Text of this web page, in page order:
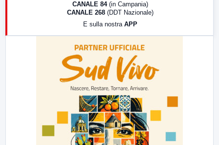
CANALE 84 (in Campania)
CANALE 268 (DDT Nazionale)
E sulla nostra APP